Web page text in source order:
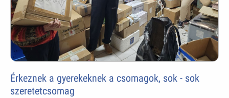
Érkeznek a gyerekeknek a csomagok, sok - sok
szeretetcsomag